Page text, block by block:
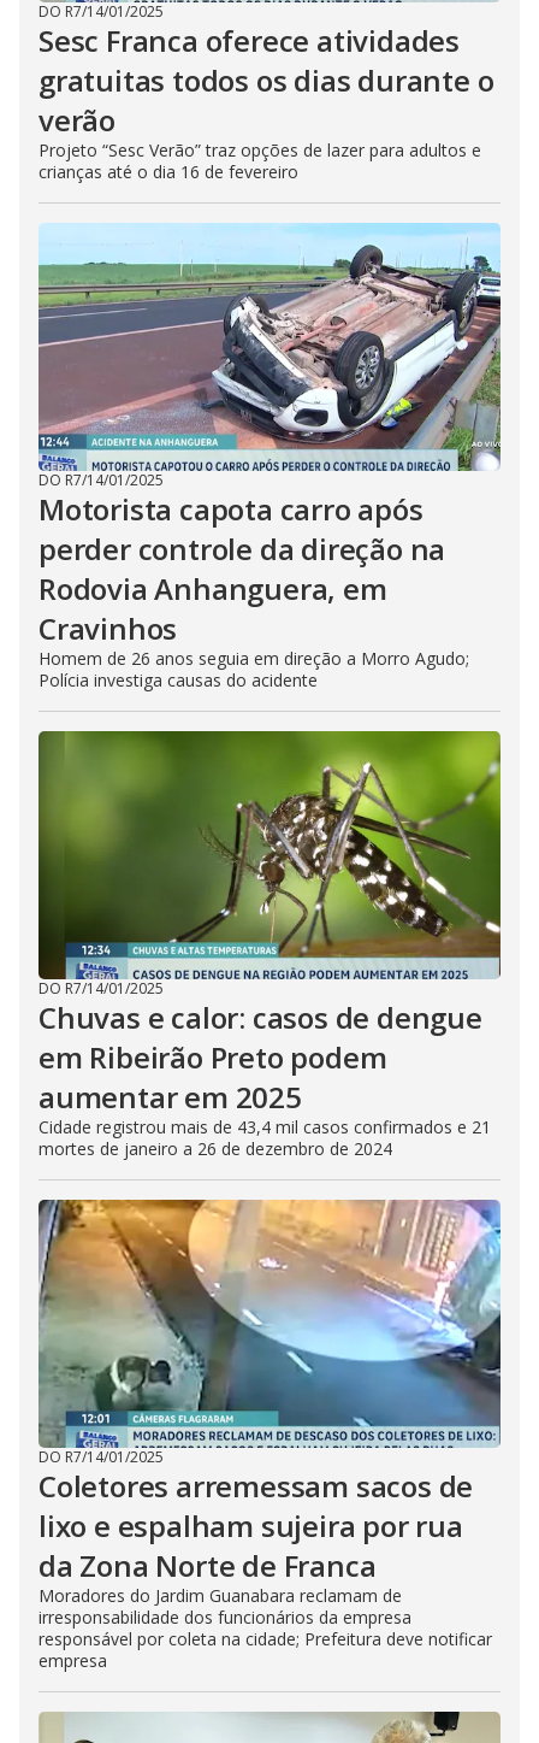
DO R7/14/01/2025
Sesc Franca oferece atividades
gratuitas todos os dias durante o
verão
Projeto “Sesc Verão” traz opções de lazer para adultos e
crianças até o dia 16 de fevereiro
DO R7/14/01/2025
Motorista capota carro após
perder controle da direção na
Rodovia Anhanguera, em
Cravinhos
Homem de 26 anos seguia em direção a Morro Agudo;
Polícia investiga causas do acidente
DO R7/14/01/2025
Chuvas e calor: casos de dengue
em Ribeirão Preto podem
aumentar em 2025
Cidade registrou mais de 43,4 mil casos confirmados e 21
mortes de janeiro a 26 de dezembro de 2024
DO R7/14/01/2025
Coletores arremessam sacos de
lixo e espalham sujeira por rua
da Zona Norte de Franca
Moradores do Jardim Guanabara reclamam de
irresponsabilidade dos funcionários da empresa
responsável por coleta na cidade; Prefeitura deve notificar
empresa